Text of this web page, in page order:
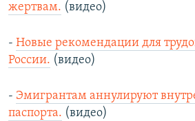
жертвам. (видео)
- Новые рекомендации для
России. (видео)
- Эмигрантам аннулируют
паспорта. (видео)